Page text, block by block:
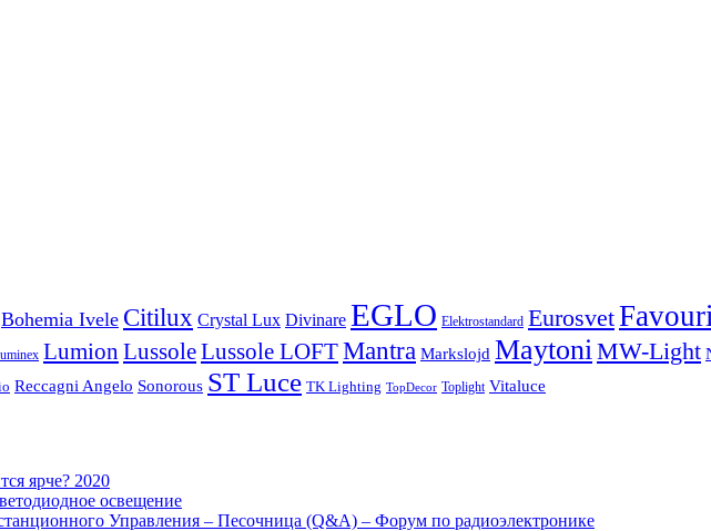
Bohemia Ivele Citilux Crystal Lux Divinare EGLO Elektrostandard Eurosvet
Lumion LussoleLussole LOFTMantra Markslojd Maytoni MW-Light
Reccagni Angelo Sonorous ST Luce TK Lighting TopDecor Toplight Vitaluce
ярче? 2020
освещение
Управления – Песочница (Q&A) – Форум по радиоэлектронике